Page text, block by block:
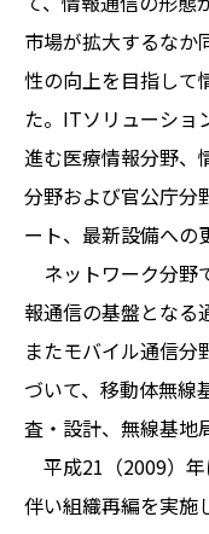
市場が拡大するなか
性の向上を目指して
た。ITソリューショ
進む医療情報分野、
分野および官公庁分
ート、最新設備への
ネットワーク分野
報通信の基盤となる
またモバイル通信分
づいて、移動体無線
査・設計、無線基地
平成21（2009）
伴い組織再編を実施